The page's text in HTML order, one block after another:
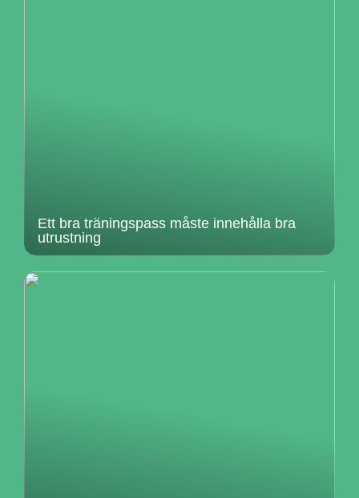
Ett bra träningspass måste innehålla bra
utrustning